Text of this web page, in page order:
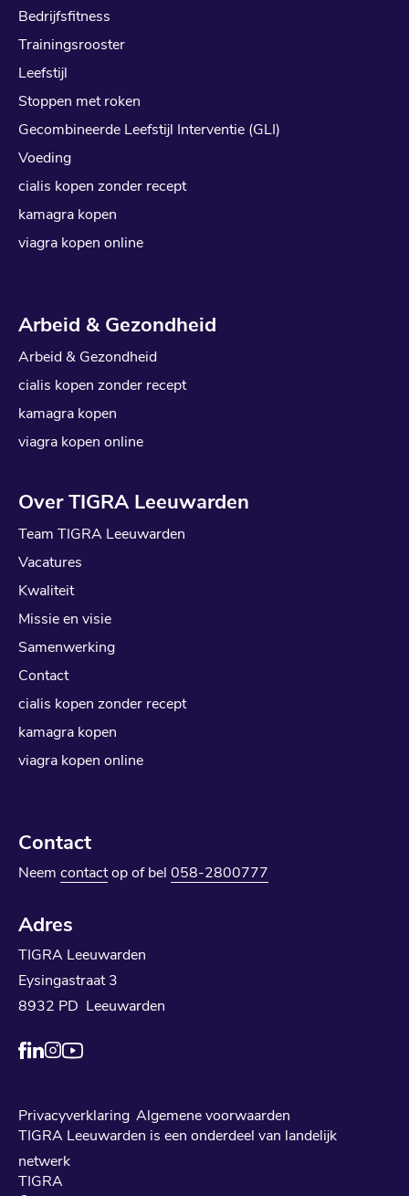
Bedrijfsfitness
Trainingsrooster
Leefstijl
Stoppen met roken
Gecombineerde Leefstijl Interventie (GLI)
Voeding
cialis kopen zonder recept
kamagra kopen
viagra kopen online
Arbeid & Gezondheid
Arbeid & Gezondheid
cialis kopen zonder recept
kamagra kopen
viagra kopen online
Over TIGRA Leeuwarden
Team TIGRA Leeuwarden
Vacatures
Kwaliteit
Missie en visie
Samenwerking
Contact
cialis kopen zonder recept
kamagra kopen
viagra kopen online
Contact
Neem contactop of bel 058-2800777
Adres
TIGRA Leeuwarden
Eysingastraat 3
8932 PD Leeuwarden
Privacyverklaring Algemene voorwaarden
TIGRA Leeuwarden is een onderdeel van landelijk
netwerk
TIGRA